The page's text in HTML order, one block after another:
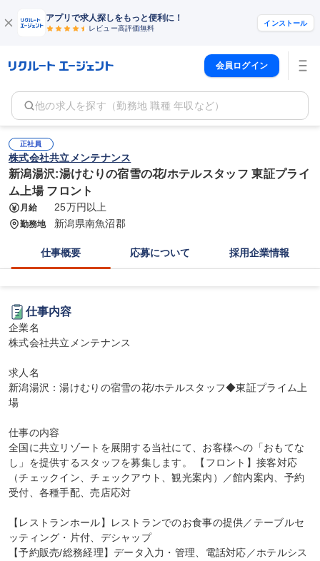
アプリで求人探しをもっと便利に！
レビュー高評価無料
インストール
会員ログイン
他の求人を探す（勤務地 職種 年収など）
正社員
株式会社共立メンテナンス
新潟湯沢:湯けむりの宿雪の花/ホテルスタッフ 東証プライ
ム上場 フロント
月給 25万円以上
勤務地 新潟県南魚沼郡
仕事概要 応募について 採用企業情報
仕事内容
企業名
株式会社共立メンテナンス
求人名
新潟湯沢：湯けむりの宿雪の花/ホテルスタッフ◆東証プライム上
場
仕事の内容
全国に共立リゾートを展開する当社にて、お客様への「おもてな
し」を提供するスタッフを募集します。 【フロント】接客対応
（チェックイン、チェックアウト、観光案内）／館内案内、予約
受付、各種手配、売店応対
【レストランホール】レストランでのお食事の提供／テーブルセ
ッティング・片付、デシャップ
【予約販売/総務経理】データ入力・管理、電話対応／ホテルシス